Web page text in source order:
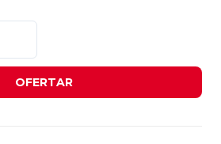
OFERTAR